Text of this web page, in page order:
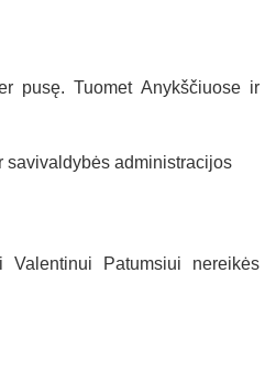
pusę. Tuomet Anykščiuose ir
savivaldybės administracijos
Valentinui Patumsiui nereikės